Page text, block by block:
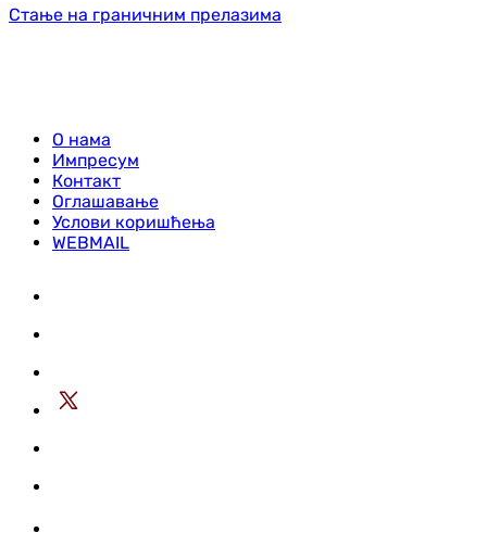
Стање на граничним прелазима
О нама
Импресум
Контакт
Оглашавање
Услови коришћења
WEBMAIL